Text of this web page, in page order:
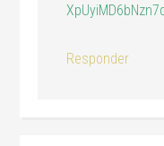
Responder